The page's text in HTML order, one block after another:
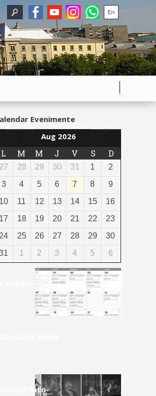
Evenimente
Aug 2026
L M M J V S D
27 28 29 30 31 1
2
3
4 5 6 7 8
9
10
11 12 13 14 15
16
17
18 19 20 21 22
23
24
25 26 27 28 29
30
1 2 3 4 5 6
Galerie foto-